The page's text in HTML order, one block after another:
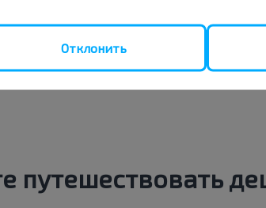
Шопена
Купить
путешествовать
Отклонить